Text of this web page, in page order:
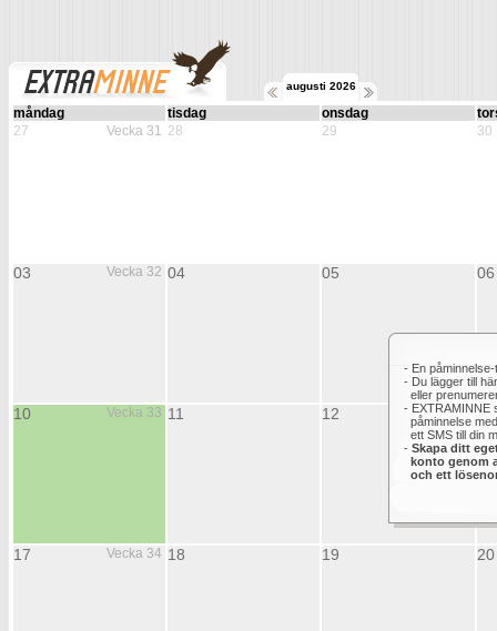
- En
- Du lägger till
eller
- EXTRAMINNE
påminnelse
ett SMS till din
- Skapa ditt
konto genom
och ett
augusti 2026
måndag tisdag onsdag
Vecka 31
27 28 29 30
Vecka 32
03 04 05 06
Vecka 33
10 11 12 13
Vecka 34
17 18 19 20